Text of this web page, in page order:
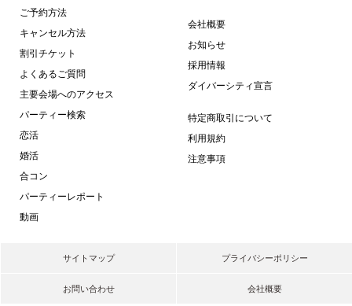
ご予約方法
キャンセル方法
割引チケット
よくあるご質問
主要会場へのアクセス
パーティー検索
恋活
婚活
合コン
パーティーレポート
動画
会社概要
お知らせ
採用情報
ダイバーシティ宣言
特定商取引について
利用規約
注意事項
サイトマップ プライバシーポリシー
お問い合わせ 会社概要